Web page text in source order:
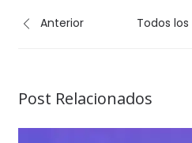
Anterior Todos
Post Relacionados